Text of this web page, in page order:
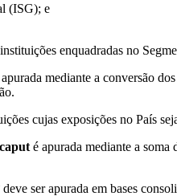
(ISG); e
enquadradas no
mediante a conversão
cujas exposições no País
caput é apurada mediante a
ser apurada em bases